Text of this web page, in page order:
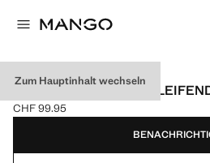
Zum Hauptinhalt wechseln
LEINENKLEID MIT
Aktueller Preis [CHF 99.95 ]
CHF 99.95
Wählen Sie eine Farbe